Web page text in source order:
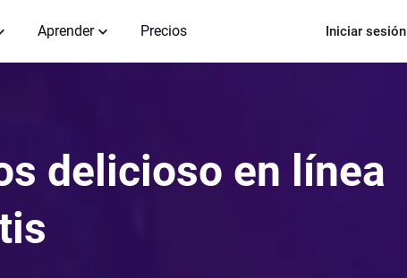
Aprender Precios Iniciar sesión
delicioso en línea